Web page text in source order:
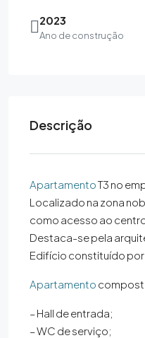
2023
Ano de construção
Descrição
ApartamentoT3 no
Localizado na zona
como acesso ao
Destaca-se pela
Edifício constituído
Apartamento
– Hall de entrada;
– WC de serviço;